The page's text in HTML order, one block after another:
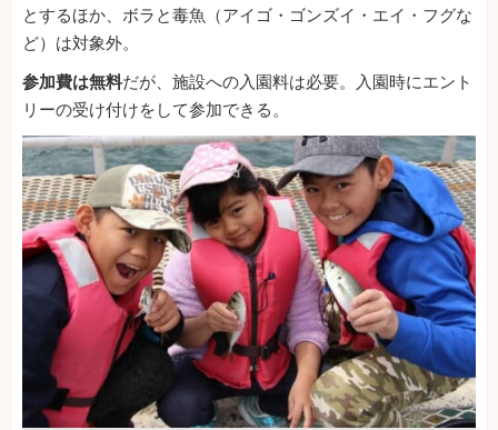
とするほか、ボラと毒魚（アイゴ・ゴンズイ・エイ・フグな
ど）は対象外。
参加費は無料だが、施設への入園料は必要。入園時にエント
リーの受け付けをして参加できる。